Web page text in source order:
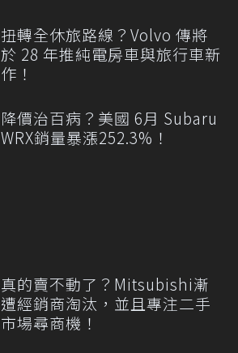
扭轉全休旅路線？Volvo 傳將
於 28 年推純電房車與旅行車新
作！
降價治百病？美國 6月 Subaru
WRX銷量暴漲252.3%！
真的賣不動了？Mitsubishi漸
遭經銷商淘汰，並且專注二手
市場尋商機！